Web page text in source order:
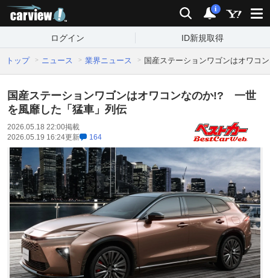
検索 通知
i
ログイン ID新規取得
トップ ニュース 業界ニュース 国産ステーションワゴンはオワコ
国産ステーションワゴンはオワコンなのか!? 一世
を風靡した「猛車」列伝
2026.05.18 22:00掲載
2026.05.19 16:24更新 164